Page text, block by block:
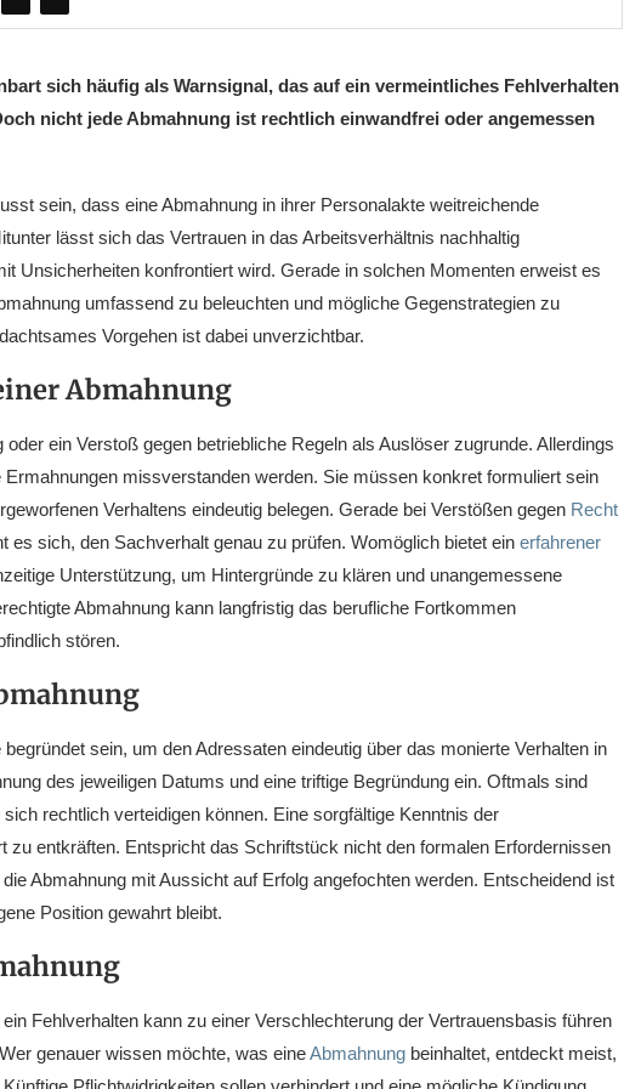
sich häufig als Warnsignal, das auf ein vermeintliches Fehlverhalten
nicht jede Abmahnung ist rechtlich einwandfrei oder angemessen
sein, dass eine Abmahnung in ihrer Personalakte weitreichende
lässt sich das Vertrauen in das Arbeitsverhältnis nachhaltig
Unsicherheiten konfrontiert wird. Gerade in solchen Momenten erweist es
umfassend zu beleuchten und mögliche Gegenstrategien zu
Vorgehen ist dabei unverzichtbar.
Abmahnung
ein Verstoß gegen betriebliche Regeln als Auslöser zugrunde. Allerdings
missverstanden werden. Sie müssen konkret formuliert sein
Verhaltens eindeutig belegen. Gerade bei Verstößen gegen Recht
es sich, den Sachverhalt genau zu prüfen. Womöglich bietet ein erfahrener
Unterstützung, um Hintergründe zu klären und unangemessene
Abmahnung kann langfristig das berufliche Fortkommen
stören.
sein, um den Adressaten eindeutig über das monierte Verhalten in
des jeweiligen Datums und eine triftige Begründung ein. Oftmals sind
rechtlich verteidigen können. Eine sorgfältige Kenntnis der
zu entkräften. Entspricht das Schriftstück nicht den formalen Erfordernissen
Abmahnung mit Aussicht auf Erfolg angefochten werden. Entscheidend ist
Position gewahrt bleibt.
Fehlverhalten kann zu einer Verschlechterung der Vertrauensbasis führen
genauer wissen möchte, was eineAbmahnung beinhaltet, entdeckt meist,